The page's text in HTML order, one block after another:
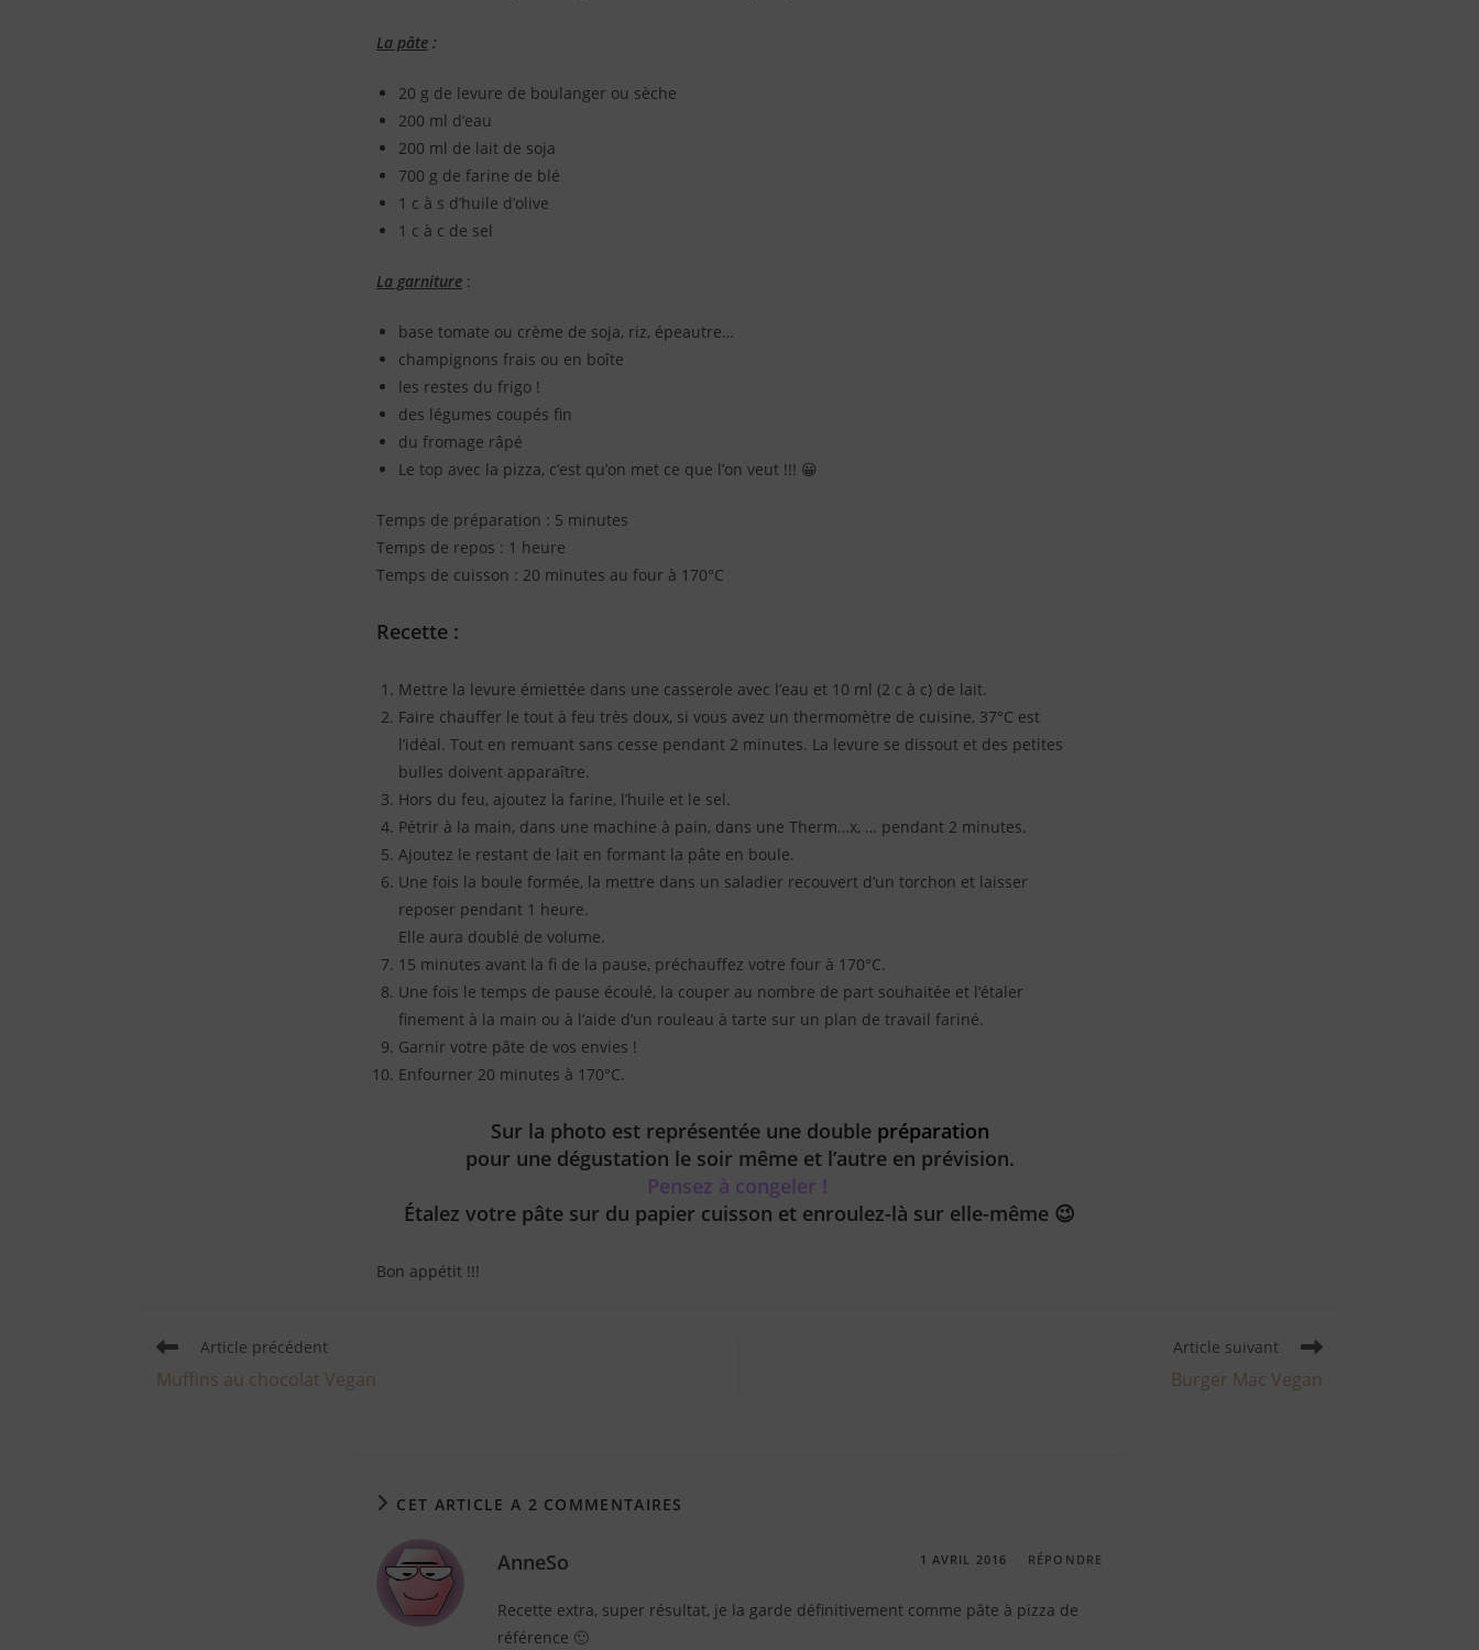
La pâte :
20 g de levure de boulanger ou sèche
200 ml d’eau
200 ml de lait de soja
700 g de farine de blé
1 c à s d’huile d’olive
1 c à c de sel
La garniture :
base tomate ou crème de soja, riz, épeautre…
champignons frais ou en boîte
les restes du frigo !
des légumes coupés fin
du fromage râpé
Le top avec la pizza, c’est qu’on met ce que l’on veut !!! 😀
Temps de préparation : 5 minutes
Temps de repos : 1 heure
Temps de cuisson : 20 minutes au four à 170°C
Recette :
Mettre la levure émiettée dans une casserole avec l’eau et 10 ml (2 c à c) de lait.
Faire chauffer le tout à feu très doux, si vous avez un thermomètre de cuisine, 37°C est
l’idéal. Tout en remuant sans cesse pendant 2 minutes. La levure se dissout et des petites
bulles doivent apparaître.
Hors du feu, ajoutez la farine, l’huile et le sel.
Pétrir à la main, dans une machine à pain, dans une Therm…x, … pendant 2 minutes.
Ajoutez le restant de lait en formant la pâte en boule.
Une fois la boule formée, la mettre dans un saladier recouvert d’un torchon et laisser
reposer pendant 1 heure.
Elle aura doublé de volume.
15 minutes avant la fi de la pause, préchauffez votre four à 170°C.
Une fois le temps de pause écoulé, la couper au nombre de part souhaitée et l’étaler
finement à la main ou à l’aide d’un rouleau à tarte sur un plan de travail fariné.
Garnir votre pâte de vos envies !
Enfourner 20 minutes à 170°C.
Sur la photo est représentée une double préparation
pour une dégustation le soir même et l’autre en prévision.
Pensez à congeler !
Étalez votre pâte sur du papier cuisson et enroulez-là sur elle-même 😉
Bon appétit !!!
Article précédent
Muffins au chocolat Vegan
Article suivant
Burger Mac Vegan
CET ARTICLE A 2 COMMENTAIRES
AnneSo 1 AVRIL 2016 RÉPONDRE
Recette extra, super résultat, je la garde définitivement comme pâte à pizza de
référence 🙂